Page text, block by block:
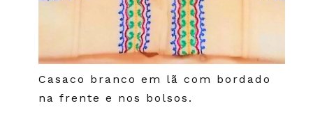
Casaco branco em lã com bordado
na frente e nos bolsos.